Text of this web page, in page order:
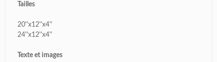
Tailles
20''x12''x4''
24''x12''x4''
Texte et images